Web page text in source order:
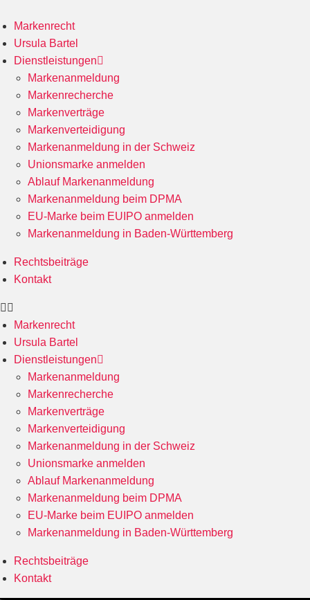
Markenrecht
Ursula Bartel
Dienstleistungen
Markenanmeldung
Markenrecherche
Markenverträge
Markenverteidigung
Markenanmeldung in der Schweiz
Unionsmarke anmelden
Ablauf Markenanmeldung
Markenanmeldung beim DPMA
EU-Marke beim EUIPO anmelden
Markenanmeldung in Baden-Württemberg
Rechtsbeiträge
Kontakt
Markenrecht
Ursula Bartel
Dienstleistungen
Markenanmeldung
Markenrecherche
Markenverträge
Markenverteidigung
Markenanmeldung in der Schweiz
Unionsmarke anmelden
Ablauf Markenanmeldung
Markenanmeldung beim DPMA
EU-Marke beim EUIPO anmelden
Markenanmeldung in Baden-Württemberg
Rechtsbeiträge
Kontakt